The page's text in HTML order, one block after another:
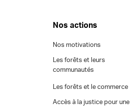
Nos actions
Nos motivations
Les forêts et leurs
communautés
Les forêts et le commerce
Accès à la justice pour une